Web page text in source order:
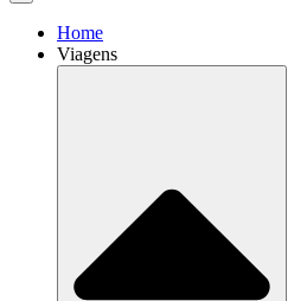
Home
Viagens